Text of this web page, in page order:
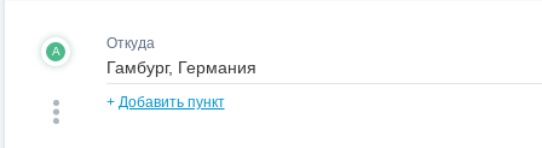
A Откуда
+ Добавить пункт